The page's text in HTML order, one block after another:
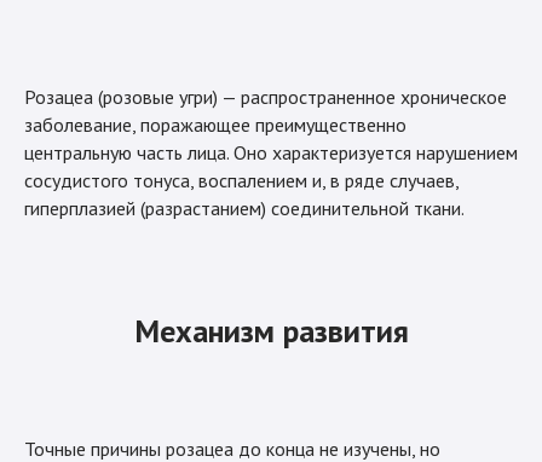
Розацеа (розовые угри) — распространенное хроническое
заболевание, поражающее преимущественно
центральную часть лица. Оно характеризуется нарушением
сосудистого тонуса, воспалением и, в ряде случаев,
гиперплазией (разрастанием) соединительной ткани.
Механизм развития
Точные причины розацеа до конца не изучены, но